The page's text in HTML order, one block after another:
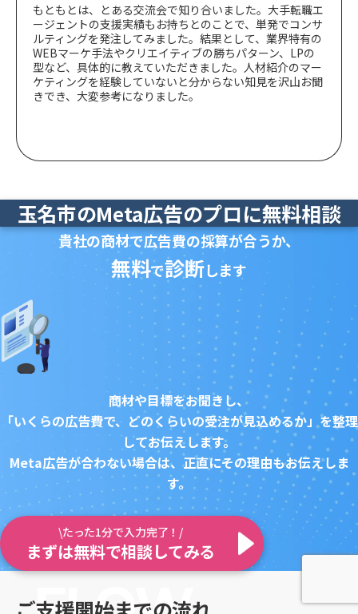
もともとは、とある交流会で知り合いました。大手転職エ
ージェントの支援実績もお持ちとのことで、単発でコンサ
ルティングを発注してみました。結果として、業界特有の
WEBマーケ手法やクリエイティブの勝ちパターン、LPの
型など、具体的に教えていただきました。人材紹介のマー
ケティングを経験していないと分からない知見を沢山お聞
きでき、大変参考になりました。
玉名市のMeta広告のプロに無料相談
貴社の商材で広告費の採算が合うか、
無料で診断します
商材や目標をお聞きし、
「いくらの広告費で、どのくらいの受注が見込めるか」を整理
してお伝えします。
Meta広告が合わない場合は、正直にその理由もお伝えしま
す。
\たった1分で入力完了！/
まずは無料で相談してみる